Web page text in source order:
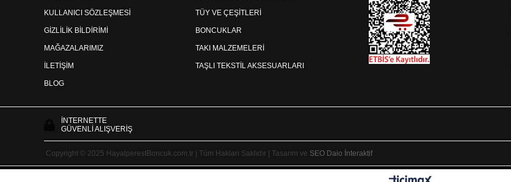
KULLANICI SÖZLEŞMESİ
GİZLİLİK BİLDİRİMİ
MAĞAZALARIMIZ
İLETİŞİM
BLOG
TÜY VE ÇEŞİTLERİ
BONCUKLAR
TAKI MALZEMELERİ
TAŞLI TEKSTİL AKSESUARLARI
İNTERNETTE
GÜVENLİ ALIŞVERİŞ
Copyright © 2025 HayalperestBoncuk.com.tr | Tüm Hakları Saklıdır | Tasarım ve SEO Daio İnteraktif